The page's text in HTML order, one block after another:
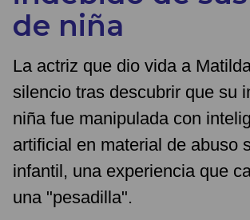
de niña
La actriz que dio vida a
silencio tras descubrir que su
niña fue manipulada con
artificial en material de abuso
infantil, una experiencia que
una "pesadilla".